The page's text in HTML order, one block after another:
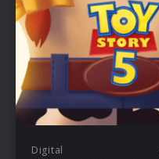
Digital